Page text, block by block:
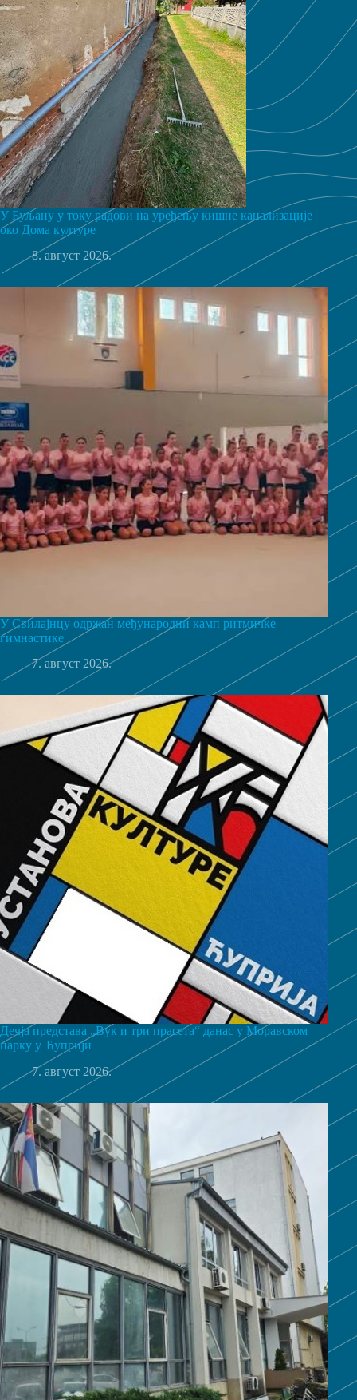
У Буљану у току радови на уређењу кишне канализације
око Дома културе
8. август 2026.
У Свилајнцу одржан међународни камп ритмичке
гимнастике
7. август 2026.
Дечја представа „Вук и три прасета“ данас у Моравском
парку у Ћуприји
7. август 2026.